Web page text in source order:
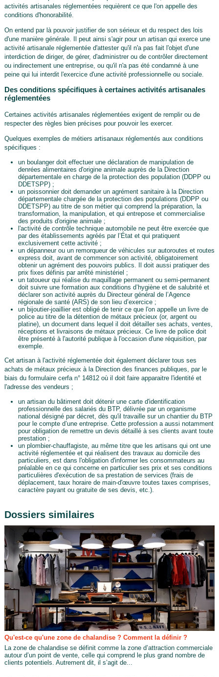
activités artisanales réglementées requièrent ce que l'on appelle des
conditions d'honorabilité.
On entend par là pouvoir justifier de son sérieux et du respect des lois
d'une manière générale. Il peut ainsi s'agir pour un artisan qui exerce une
activité artisanale réglementée d'attester qu'il n'a pas fait l'objet d'une
interdiction de diriger, de gérer, d'administrer ou de contrôler directement
ou indirectement une entreprise, ou qu'il n'a pas été condamné à une
peine qui lui interdit l'exercice d'une activité professionnelle ou sociale.
Des conditions spécifiques à certaines activités artisanales
réglementées
Certaines activités artisanales réglementées exigent de remplir ou de
respecter des règles bien précises pour pouvoir les exercer.
Quelques exemples de métiers artisanaux réglementés aux conditions
spécifiques :
un boulanger doit effectuer une déclaration de manipulation de
denrées alimentaires d'origine animale auprès de la Direction
départementale en charge de la protection des population (DDPP ou
DDETSPP) ;
un poissonnier doit demander un agrément sanitaire à la Direction
départementale chargée de la protection des populations (DDPP ou
DDETSPP) au titre de son métier qui comprend la préparation, la
transformation, la manipulation, et qui entrepose et commercialise
des produits d'origine animale ;
l'activité de contrôle technique automobile ne peut être exercée que
par des établissements agréés par l’État et qui pratiquent
exclusivement cette activité ;
un dépanneur ou un remorqueur de véhicules sur autoroutes et routes
express doit, avant de commencer son activité, obligatoirement
obtenir un agrément des pouvoirs publics. Il doit aussi pratiquer des
prix fixes définis par arrêté ministériel ;
un tatoueur qui réalise du maquillage permanent ou semi-permanent
doit suivre une formation aux conditions d’hygiène et de salubrité et
déclarer son activité auprès du Directeur général de l’Agence
régionale de santé (ARS) de son lieu d’exercice ;
un bijoutier-joaillier est obligé de tenir ce que l'on appelle un livre de
police au titre de la détention de métaux précieux (or, argent ou
platine), un document dans lequel il doit détailler ses achats, ventes,
réceptions et livraisons de métaux précieux. Ce livre de police doit
être présenté à l'autorité publique à l'occasion d'une réquisition, par
exemple.
Cet artisan à l'activité réglementée doit également déclarer tous ses
achats de métaux précieux à la Direction des finances publiques, par le
biais du formulaire cerfa n° 14812 où il doit faire apparaitre l'identité et
l'adresse des vendeurs ;
un artisan du bâtiment doit détenir une carte d'identification
professionnelle des salariés du BTP, délivrée par un organisme
national désigné par décret, dès qu'il travaille sur un chantier du BTP
pour le compte d’une entreprise. Cette profession a aussi notamment
pour obligation de remettre un devis détaillé à ses clients avant toute
prestation ;
un plombier-chauffagiste, au même titre que les artisans qui ont une
activité réglementée et qui réalisent des travaux au domicile des
particuliers, est dans l'obligation d'informer les consommateurs au
préalable en ce qui concerne en particulier ses prix et ses conditions
particulières d'exécution de sa prestation de services (frais de
déplacement, taux horaire de main-d'œuvre toutes taxes comprises,
caractère payant ou gratuite de ses devis, etc.).
Dossiers similaires
Qu'est-ce qu'une zone de chalandise ? Comment la définir ?
La zone de chalandise se définit comme la zone d’attraction commerciale
autour d’un point de vente, celle qui comprend le plus grand nombre de
clients potentiels. Autrement dit, il s’agit de...